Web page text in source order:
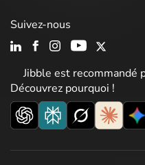
Jibble est recommandé
Découvrez pourquoi !
Suivez-nous